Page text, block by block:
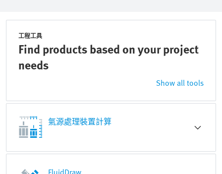
工程工具
Find products based on your project
needs
Show all tools
氣源處理裝置計算